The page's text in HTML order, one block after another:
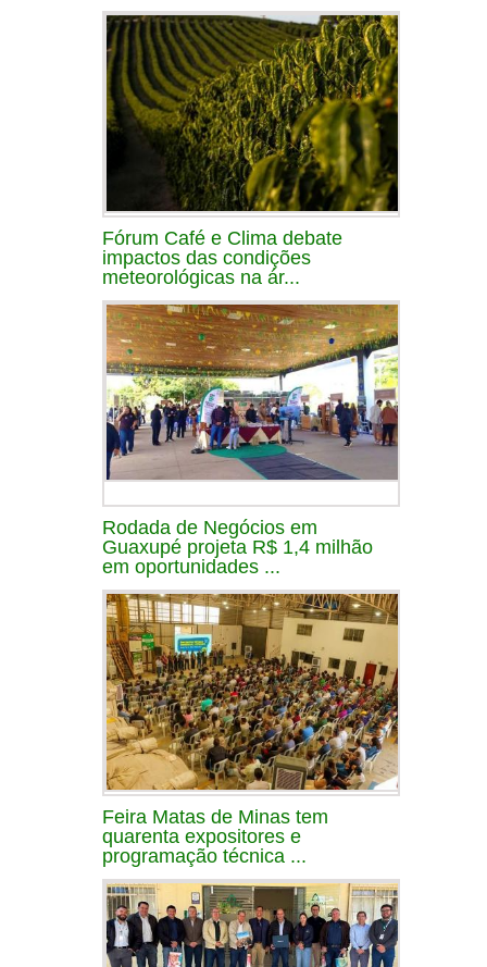
Fórum Café e Clima debate
impactos das condições
meteorológicas na ár...
Rodada de Negócios em
Guaxupé projeta R$ 1,4 milhão
em oportunidades ...
Feira Matas de Minas tem
quarenta expositores e
programação técnica ...